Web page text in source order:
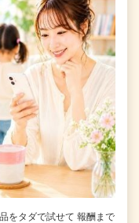
をタダで試せて 報酬まで